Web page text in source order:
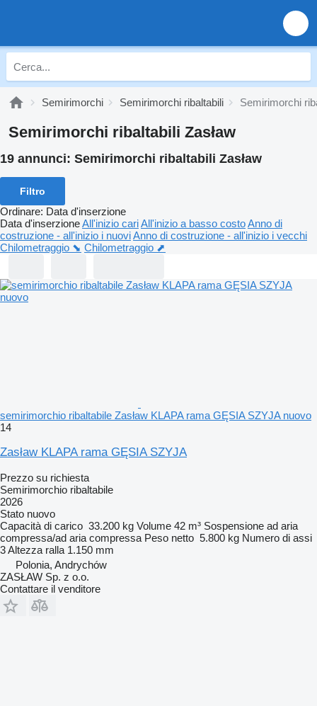
Semirimorchi Semirimorchi ribaltabili Semirimorchi
Semirimorchi ribaltabili Zasław
19 annunci: Semirimorchi ribaltabili Zasław
Filtro
Ordinare: Data d'inserzione
Data d'inserzioneAll'inizio cariAll'inizio a basso costoAnno di
costruzione - all'inizio i nuoviAnno di costruzione - all'inizio i vecchi
Chilometraggio ⬊ Chilometraggio ⬈
semirimorchio ribaltabile Zasław KLAPA rama GĘSIA SZYJA nuovo
14
Zasław KLAPA rama GĘSIA SZYJA
Prezzo su richiesta
Semirimorchio ribaltabile
2026
Stato nuovo
Capacità di carico 33.200 kg Volume 42 m³ Sospensione ad aria
compressa/ad aria compressa Peso netto 5.800 kg Numero di assi
3Altezza ralla 1.150 mm
Polonia, Andrychów
ZASŁAW Sp. z o.o.
Contattare il venditore